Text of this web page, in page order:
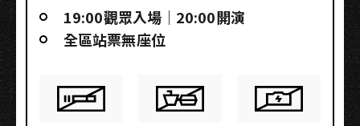
19:00觀眾入場｜20:00開演
全區站票無座位